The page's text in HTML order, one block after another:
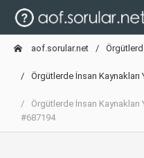
aof.sorular.net
Örgütlerde İnsan Kaynakları
Örgütlerde İnsan Kaynakları
#687194